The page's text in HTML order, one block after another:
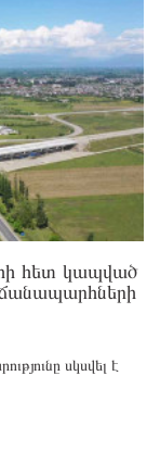
հետ կապված
սկսվել է